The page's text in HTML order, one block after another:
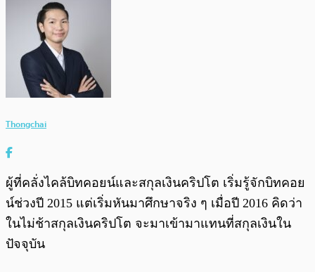
Thongchai
ผู้ที่คลั่งไคล้บิทคอยน์และสกุลเงินคริปโต เริ่มรู้จักบิทคอย
น์ช่วงปี 2015 แต่เริ่มหันมาศึกษาจริง ๆ เมื่อปี 2016 คิดว่า
ในไม่ช้าสกุลเงินคริปโต จะมาเข้ามาแทนที่สกุลเงินใน
ปัจจุบัน